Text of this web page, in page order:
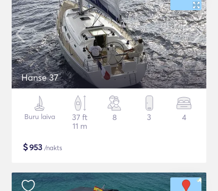
Hanse 37
Buru laiva
37 ft
11 m
8 3 4
$953 /nakts